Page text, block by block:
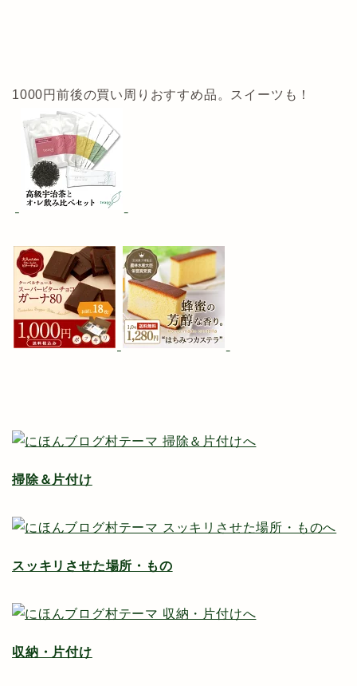
1000円前後の買い周りおすすめ品。スイーツも！
掃除＆片付け
スッキリさせた場所・もの
収納・片付け